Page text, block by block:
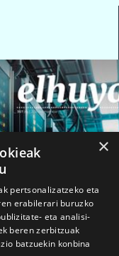
×
pertsonalizatzeko eta
erabilerari buruzko
eta analisi-
beren zerbitzuak
batzuekin konbina